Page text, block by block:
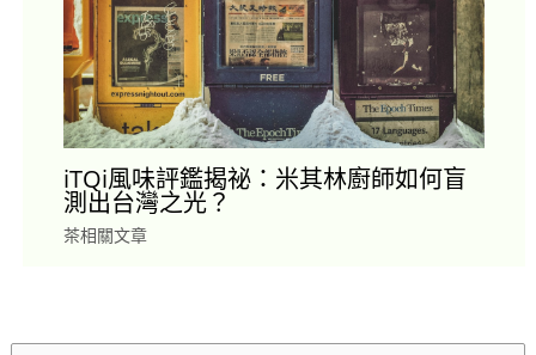
iTQi風味評鑑揭祕：米其林廚師如何盲
測出台灣之光？
茶相關文章